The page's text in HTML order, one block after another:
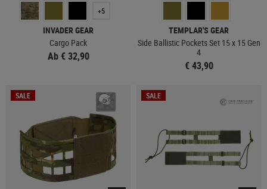
+5
INVADER GEAR
Cargo Pack
Ab € 32,90
TEMPLAR'S GEAR
Side Ballistic Pockets Set 15 x 15 Gen
4
€ 43,90
SALE SALE